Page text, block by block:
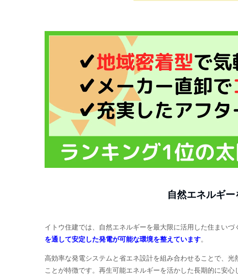
自然エネルギ
イトウ住建では、自然エネルギーを最大限に活用した住まいづ
を通して安定した発電が可能な環境を整えています。
高効率な発電システムと省エネ設計を組み合わせることで、
ことが特徴です。再生可能エネルギーを活かした長期的に安